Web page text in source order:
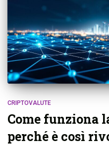
CRIPTOVALUTE
Come funziona
perché è così